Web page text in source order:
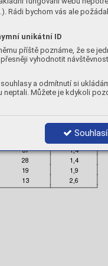
Rádi bychom vás ale
unikátní ID
příště poznáme, že se
vyhodnotit
a odmítnutí si
neptali. Můžete je kdykoli
CV: -60 °C •
60 J
/ 100 g weld metal
0,8
37 1,4
28
1,4
19
1,9
13 2,6